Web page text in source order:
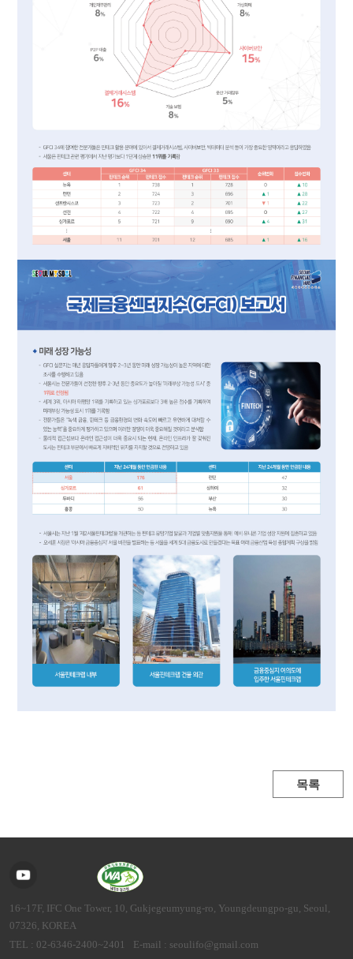
목록
16~17F, IFC One Tower, 10, Gukjegeumyung-ro, Youngdeungpo-gu, Seoul,
07326, KOREA
TEL : 02-6346-2400~2401
E-mail : seoulifo@gmail.com